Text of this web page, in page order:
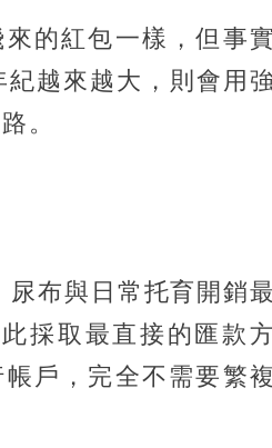
的紅包一樣，但事實
紀越來越大，則會用強
。
布與日常托育開銷最
採取最直接的匯款方
戶，完全不需要繁複